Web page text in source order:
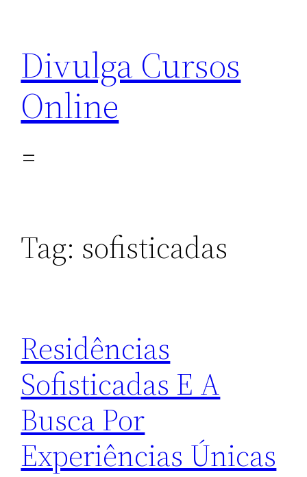
conteúdo
Divulga Cursos
Online
Tag: sofisticadas
Residências
Sofisticadas E A
Busca Por
Experiências Únicas